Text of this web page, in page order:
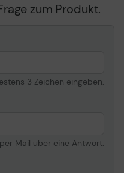
zum Produkt.
3 Zeichen eingeben.
Mail über eine Antwort.